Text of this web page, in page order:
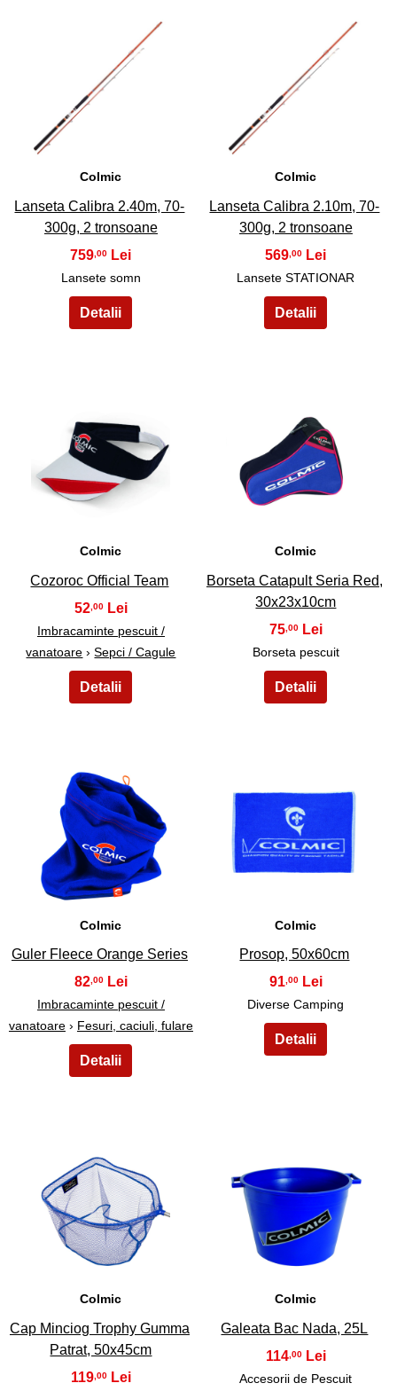
13
Colmic
Lanseta Calibra 2.40m, 70-
300g, 2 tronsoane
759 ,00
Lansete somn
14
Colmic
Lanseta Calibra 2.10m, 70-
300g, 2 tronsoane
569 ,00
Lansete STATIONAR
15
Colmic
Cozoroc Official Team
52 ,00
Imbracaminte pescuit /
vanatoare ›Sepci / Cagule
16
Colmic
Borseta Catapult Seria Red,
30x23x10cm
75,00
Borseta pescuit
17
Colmic
Guler Fleece Orange Series
82 ,00
Imbracaminte pescuit /
vanatoare› Fesuri, caciuli, fulare
18
Colmic
Prosop, 50x60cm
91 ,00
Diverse Camping
19
Colmic
Cap Minciog Trophy Gumma
Patrat, 50x45cm
119,00
20
Colmic
Galeata Bac Nada, 25L
114 ,00
Accesorii de Pescuit